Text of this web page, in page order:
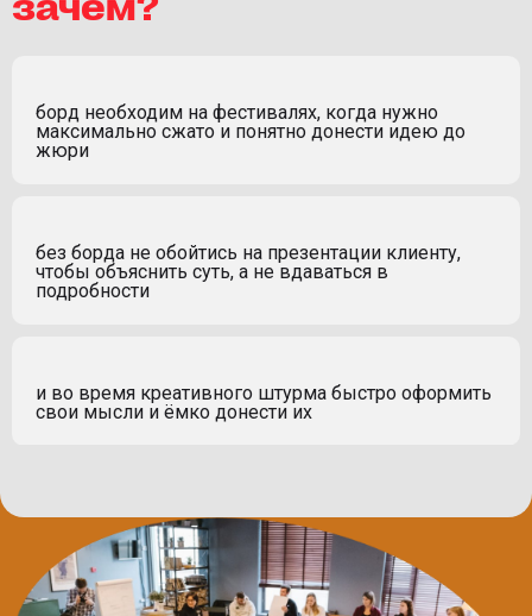
борд необходим на фестивалях, когда нужно
максимально сжато и понятно донести идею до
жюри
без борда не обойтись на презентации клиенту,
чтобы объяснить суть, а не вдаваться в
подробности
и во время креативного штурма быстро оформить
свои мысли и ёмко донести их